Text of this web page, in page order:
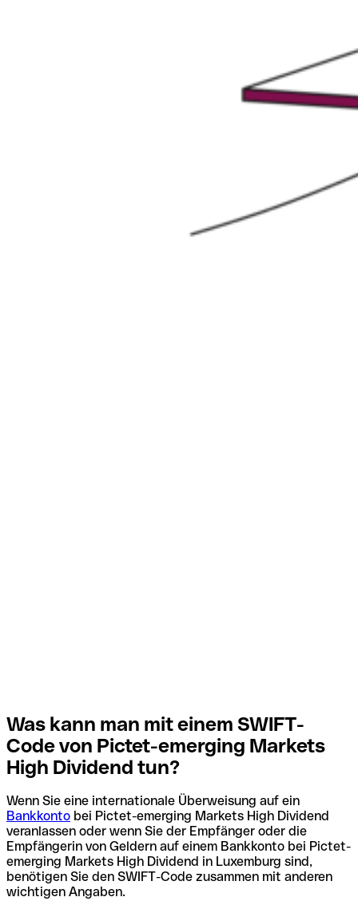
Was kann man mit einem SWIFT-
Code von Pictet-emerging Markets
High Dividend tun?
Wenn Sie eine internationale Überweisung auf ein
Bankkonto bei Pictet-emerging Markets High Dividend
veranlassen oder wenn Sie der Empfänger oder die
Empfängerin von Geldern auf einem Bankkonto bei Pictet-
emerging Markets High Dividend in Luxemburg sind,
benötigen Sie den SWIFT-Code zusammen mit anderen
wichtigen Angaben.